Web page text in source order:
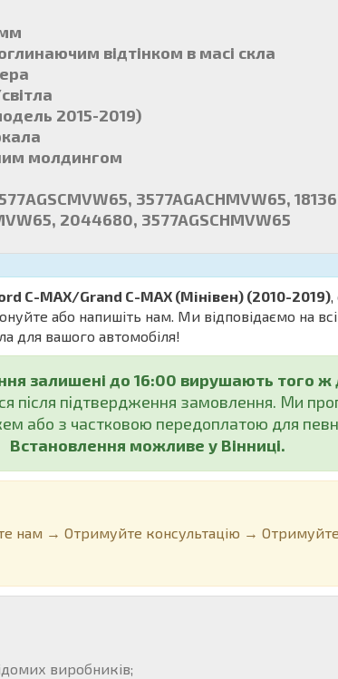
відтінком в масі скла
2015-2019)
молдингом
3577AGACHMVW65,
2044680, 3577AGSCHMVW65
C-MAX/Grand C-MAX (Мінівен) (2010-2019),
або напишіть нам. Ми відповідаємо на
для вашого автомобіля!
залишені до 16:00 вирушають того ж
після підтвердження замовлення. Ми
або з частковою передоплатою для
Встановлення можливе у Вінниці.
нам → Отримуйте консультацію → Отримуйте
виробників;